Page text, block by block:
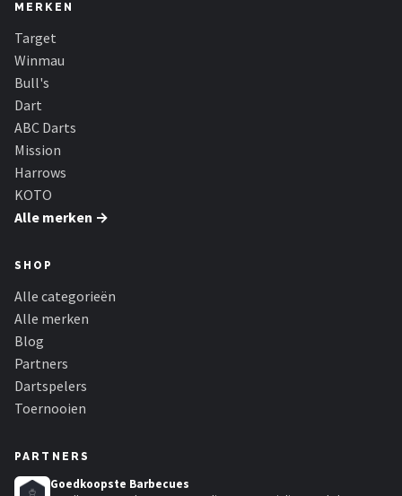
Mission
Harrows
KOTO
Unicorn
Red Dragon
MERKEN
Target
Winmau
Bull's
Dart
ABC Darts
Mission
Harrows
KOTO
Alle merken →
SHOP
Alle categorieën
Alle merken
Blog
Partners
Dartspelers
Toernooien
PARTNERS
Goedkoopste Barbecues